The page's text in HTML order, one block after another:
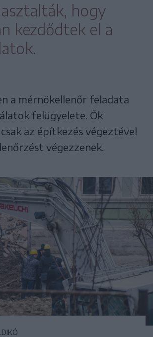
hogy
kezdődtek el a
a mérnökellenőr feladata
felügyelete. Ők
az építkezés végeztével
végezzenek.